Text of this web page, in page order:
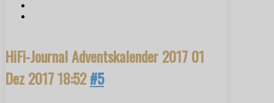
HiFi-Journal Adventskalender 201701
Dez 2017 18:52#5